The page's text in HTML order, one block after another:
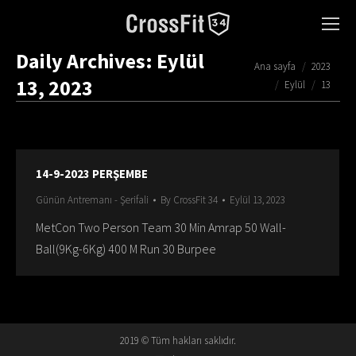
Daily Archives: Eylül
13, 2023
You are here:
Ana sayfa
2023
Eylül
13
14-9-2023 PERŞEMBE
Günün Antremanı - Şerifali By CrossFit 34 Eylül 13, 2023
MetCon Two Person Team 30 Min Amrap 50 Wall-
Ball(9Kg-6Kg) 400 M Run 30 Burpee
2019 © Tüm hakları saklıdır.